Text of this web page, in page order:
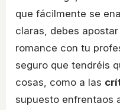
que fácilmente se
claras, debes
romance con tu
seguro que tendréis
cosas, como a las
supuesto enfrentaos